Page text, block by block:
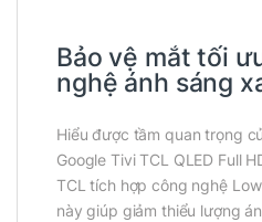
Bảo vệ mắt tối
nghệ ánh sáng
Hiểu được tầm quan trọng
Google Tivi TCL QLED Full
TCL tích hợp công nghệ
này giúp giảm thiểu lượng